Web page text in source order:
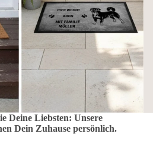
Deine Liebsten: Unsere
Dein Zuhause persönlich.